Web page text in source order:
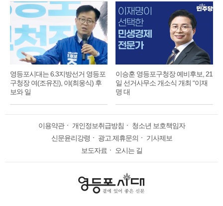
구
영등포시대는 6.3지방선거 영등포
구청장 여(조유진), 야(최웅식) 후
보와 일
구
이승훈 영등포구청장 예비후보, 21
일 선거사무소 개소식 개최 “이재
명 대
이용약관ㆍ 개인정보취급방침 ㆍ 청소년 보호책임자
신문윤리강령 ㆍ 광고.제휴문의 ㆍ 기사제보
보도자료ㆍ 오시는 길